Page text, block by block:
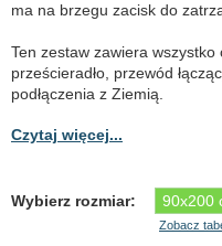
ma na brzegu zacisk do
Ten zestaw zawiera
prześcieradło, przewód
podłączenia z Ziemią.
Czytaj więcej...
Wybierz rozmiar:
Zobacz